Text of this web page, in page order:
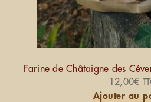
Farine de Châtaigne des
12,00€
Ajouter au